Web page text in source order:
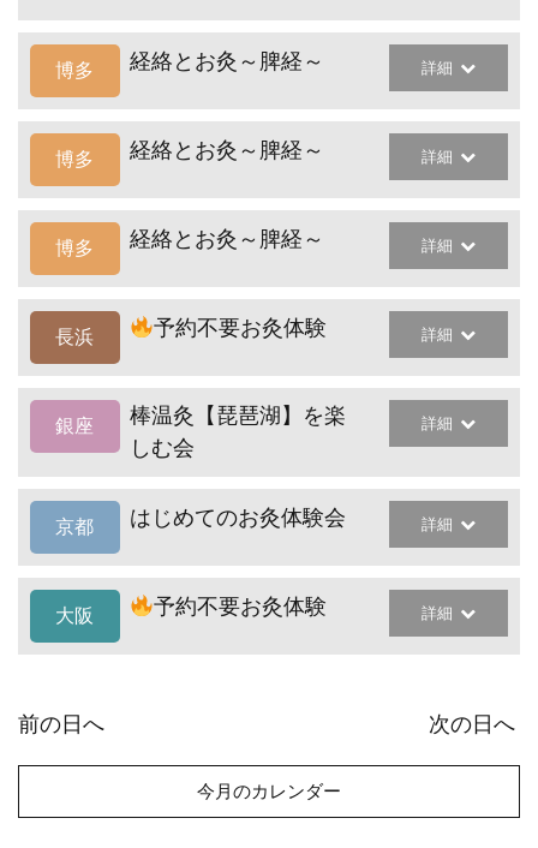
博多 経絡とお灸～脾経～ 詳細
博多 経絡とお灸～脾経～ 詳細
博多 経絡とお灸～脾経～ 詳細
長浜 予約不要お灸体験 詳細
銀座
棒温灸【琵琶湖】を楽
しむ会
詳細
京都 はじめてのお灸体験会 詳細
大阪 予約不要お灸体験 詳細
前の日へ 次の日へ
今月のカレンダー